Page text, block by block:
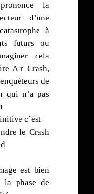
la
d’une
à
futurs ou
cela
Air Crash,
de
qui n’a pas
c’est
le Crash
est bien
la phase de